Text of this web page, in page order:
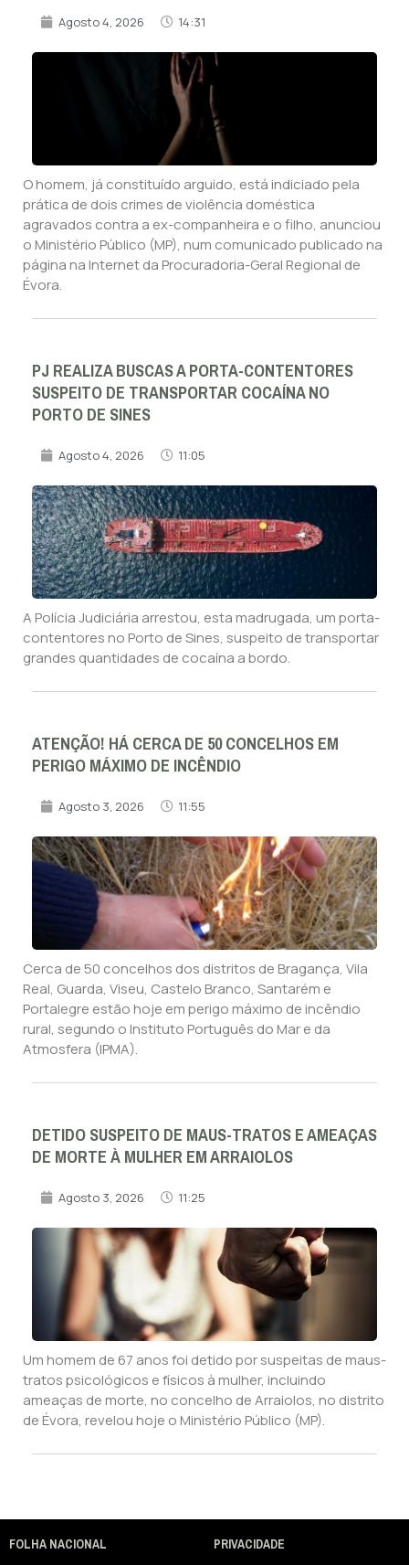
Agosto 4, 2026 14:31
O homem, já constituído arguido, está indiciado pela
prática de dois crimes de violência doméstica
agravados contra a ex-companheira e o filho, anunciou
o Ministério Público (MP), num comunicado publicado na
página na Internet da Procuradoria-Geral Regional de
Évora.
PJ REALIZA BUSCAS A PORTA-CONTENTORES
SUSPEITO DE TRANSPORTAR COCAÍNA NO
PORTO DE SINES
Agosto 4, 2026 11:05
A Polícia Judiciária arrestou, esta madrugada, um porta-
contentores no Porto de Sines, suspeito de transportar
grandes quantidades de cocaína a bordo.
ATENÇÃO! HÁ CERCA DE 50 CONCELHOS EM
PERIGO MÁXIMO DE INCÊNDIO
Agosto 3, 2026 11:55
Cerca de 50 concelhos dos distritos de Bragança, Vila
Real, Guarda, Viseu, Castelo Branco, Santarém e
Portalegre estão hoje em perigo máximo de incêndio
rural, segundo o Instituto Português do Mar e da
Atmosfera (IPMA).
DETIDO SUSPEITO DE MAUS-TRATOS E AMEAÇAS
DE MORTE À MULHER EM ARRAIOLOS
Agosto 3, 2026 11:25
Um homem de 67 anos foi detido por suspeitas de maus-
tratos psicológicos e físicos à mulher, incluindo
ameaças de morte, no concelho de Arraiolos, no distrito
de Évora, revelou hoje o Ministério Público (MP).
FOLHA NACIONAL PRIVACIDADE